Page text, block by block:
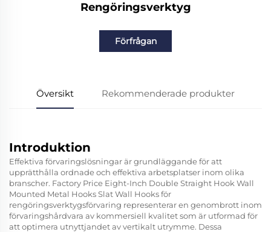
Rengöringsverktyg
Förfrågan
Översikt Rekommenderade produkter
Introduktion
Effektiva förvaringslösningar är grundläggande för att
upprätthålla ordnade och effektiva arbetsplatser inom olika
branscher. Factory Price Eight-Inch Double Straight Hook Wall
Mounted Metal Hooks Slat Wall Hooks för
rengöringsverktygsförvaring representerar en genombrott inom
förvaringshårdvara av kommersiell kvalitet som är utformad för
att optimera utnyttjandet av vertikalt utrymme. Dessa